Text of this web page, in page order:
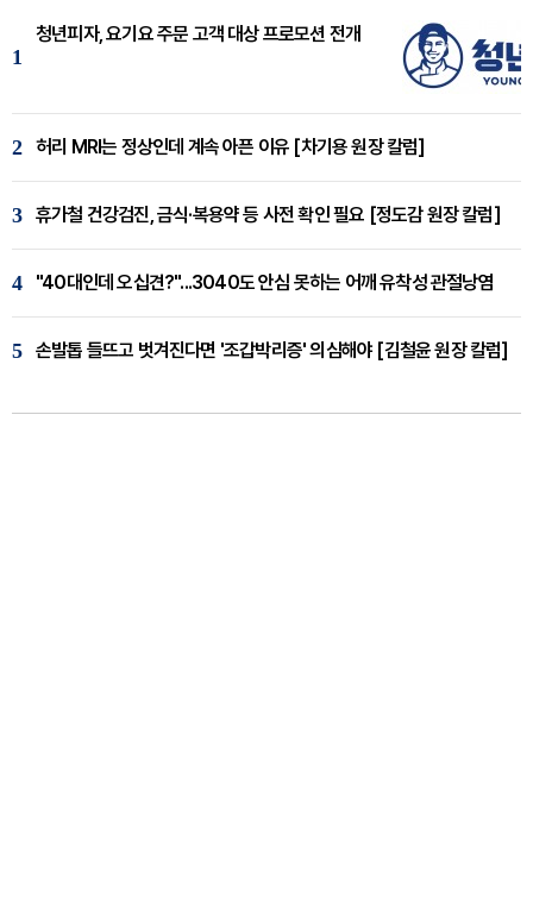
1
청년피자, 요기요 주문 고객 대상 프로모션 전개
2 허리 MRI는 정상인데 계속 아픈 이유 [차기용 원장 칼럼]
3 휴가철 건강검진, 금식·복용약 등 사전 확인 필요 [정도감 원장 칼럼]
4 "40대인데 오십견?"...3040도 안심 못하는 어깨 유착성 관절낭염
5 손발톱 들뜨고 벗겨진다면 '조갑박리증' 의심해야 [김철윤 원장 칼럼]